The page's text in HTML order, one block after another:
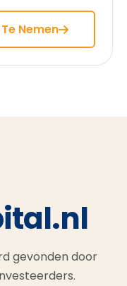
Nemen
gevonden door